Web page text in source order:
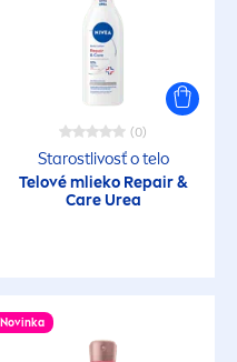
(0)
Starostlivosť o telo
Telové mlieko Repair&
CareUrea
Novinka